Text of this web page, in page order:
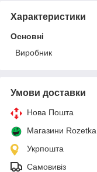
Характеристики
Основні
Виробник
Умови доставки
Нова Пошта
Магазини Rozetka
Укрпошта
Самовивіз